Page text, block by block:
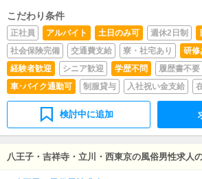
こだわり条件
正社員 アルバイト 土日のみ可 週休2日制
社会保険完備
交通費支給 寮・社宅あり 研修
経験者歓迎
シニア歓迎 学歴不問 履歴書不要
車･バイク通勤可
制服貸与 入社祝い金支給
検討中に追加
八王子・吉祥寺・立川・西東京の風俗男性求人